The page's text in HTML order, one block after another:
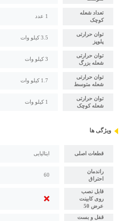
تعداد شعله
کوچک
1 عدد
توان حرارتی
پلوپز
3.5 کیلو وات
توان حرارتی
شعله بزرگ
3 کیلو وات
توان حرارتی
شعله متوسط
1.7 کیلو وات
توان حرارتی
شعله کوچک
1 کیلو وات
ویژگی ها
قطعات اصلی ایتالیایی
راندمان
احتراق
60
قابل نصب
روی کابینت
عرض 50
قفل و بست